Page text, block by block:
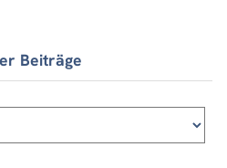
Beiträge